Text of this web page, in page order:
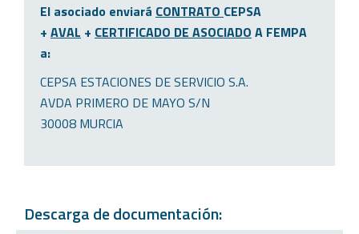
El asociado enviará CONTRATO CEPSA
+ AVAL + CERTIFICADO DE ASOCIADO A FEMPA
a:
CEPSA ESTACIONES DE SERVICIO S.A.
AVDA PRIMERO DE MAYO S/N
30008 MURCIA
Descarga de documentación: